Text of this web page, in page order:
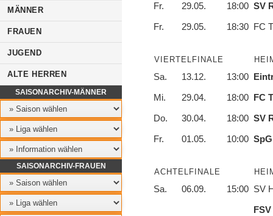
MÄNNER
FRAUEN
JUGEND
ALTE HERREN
SAISONARCHIV-MÄNNER
SAISONARCHIV-FRAUEN
Fr. 29.05. 18:00 SV
Fr.
29.05. 18:30 FC
VIERTELFINALE
Sa. 13.12. 13:00
Mi.
29.04. 18:00 FC
Do.
30.04. 18:00 SV
Fr.
01.05. 10:00
ACHTELFINALE
Sa. 06.09. 15:00 SV